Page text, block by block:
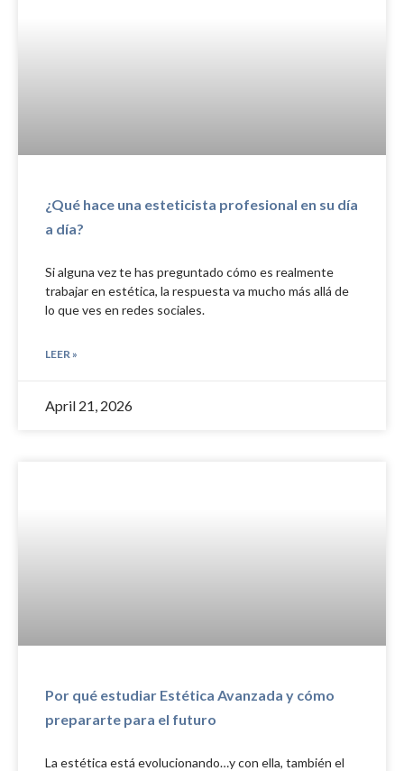
¿Qué hace una esteticista profesional en su día
a día?
Si alguna vez te has preguntado cómo es realmente
trabajar en estética, la respuesta va mucho más allá de
lo que ves en redes sociales.
LEER »
April 21, 2026
Por qué estudiar Estética Avanzada y cómo
prepararte para el futuro
La estética está evolucionando…y con ella, también el